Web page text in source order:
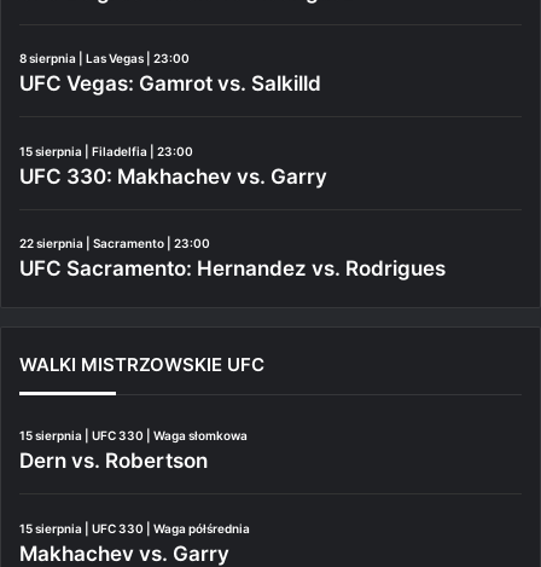
8 sierpnia | Las Vegas | 23:00
UFC Vegas: Gamrot vs. Salkilld
15 sierpnia | Filadelfia | 23:00
UFC 330: Makhachev vs. Garry
22 sierpnia | Sacramento | 23:00
UFC Sacramento: Hernandez vs. Rodrigues
WALKI MISTRZOWSKIE UFC
15 sierpnia | UFC 330 | Waga słomkowa
Dern vs. Robertson
15 sierpnia | UFC 330 | Waga półśrednia
Makhachev vs. Garry